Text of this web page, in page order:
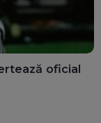
oficial